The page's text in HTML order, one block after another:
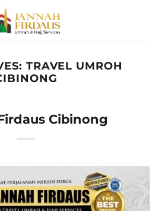
TRAVEL UMROH
Cibinong